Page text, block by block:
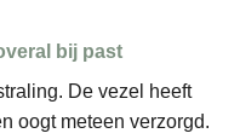
bij past
De vezel heeft
oogt meteen verzorgd.